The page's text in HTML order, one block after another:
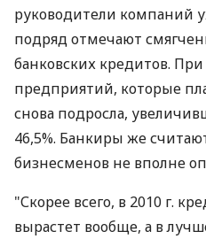
руководители компаний
подряд отмечают
банковских кредитов.
предприятий, которые
снова подросла,
46,5%. Банкиры же
бизнесменов не вполне
"Скорее всего, в 2010 г.
вырастет вообще, а в